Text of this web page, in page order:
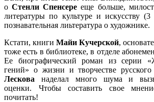
оСтенли Спенсере еще больше,
литературы по культуре и искусству (3
познавательная лиьтература о художнике.
Кстати, книги Майи Кучерской,
тоже есть в библиотеке, в отделе
Ее биографический роман из серии
гений» о жизни и творчестве русского
Лескова наделал много шума и
оценки. Чтобы составить свое
почитать!